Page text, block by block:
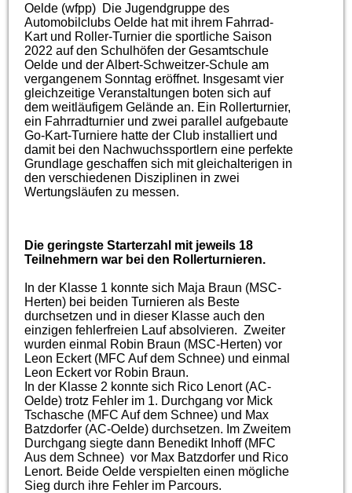
Oelde (wfpp) Die Jugendgruppe des
Automobilclubs Oelde hat mit ihrem Fahrrad-
Kart und Roller-Turnier die sportliche Saison
2022 auf den Schulhöfen der Gesamtschule
Oelde und der Albert-Schweitzer-Schule am
vergangenem Sonntag eröffnet. Insgesamt vier
gleichzeitige Veranstaltungen boten sich auf
dem weitläufigem Gelände an. Ein Rollerturnier,
ein Fahrradturnier und zwei parallel aufgebaute
Go-Kart-Turniere hatte der Club installiert und
damit bei den Nachwuchssportlern eine perfekte
Grundlage geschaffen sich mit gleichalterigen in
den verschiedenen Disziplinen in zwei
Wertungsläufen zu messen.
Die geringste Starterzahl mit jeweils 18
Teilnehmern war bei den Rollerturnieren.
In der Klasse 1 konnte sich Maja Braun (MSC-
Herten) bei beiden Turnieren als Beste
durchsetzen und in dieser Klasse auch den
einzigen fehlerfreien Lauf absolvieren. Zweiter
wurden einmal Robin Braun (MSC-Herten) vor
Leon Eckert (MFC Auf dem Schnee) und einmal
Leon Eckert vor Robin Braun.
In der Klasse 2 konnte sich Rico Lenort (AC-
Oelde) trotz Fehler im 1. Durchgang vor Mick
Tschasche (MFC Auf dem Schnee) und Max
Batzdorfer (AC-Oelde) durchsetzen. Im Zweitem
Durchgang siegte dann Benedikt Inhoff (MFC
Aus dem Schnee) vor Max Batzdorfer und Rico
Lenort. Beide Oelde verspielten einen mögliche
Sieg durch ihre Fehler im Parcours.